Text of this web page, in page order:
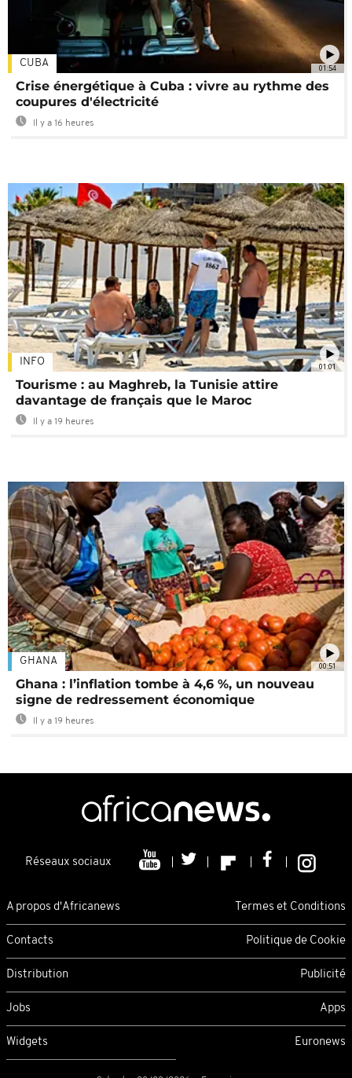
01:54
CUBA
Crise énergétique à Cuba : vivre au rythme des
coupures d'électricité
Il y a 16 heures
01:01
INFO
Tourisme : au Maghreb, la Tunisie attire
davantage de français que le Maroc
Il y a 19 heures
00:51
GHANA
Ghana : l’inflation tombe à 4,6 %, un nouveau
signe de redressement économique
Il y a 19 heures
Réseaux sociaux
A propos d'Africanews Termes et Conditions
Contacts Politique de Cookie
Distribution Publicité
Jobs Apps
Widgets Euronews